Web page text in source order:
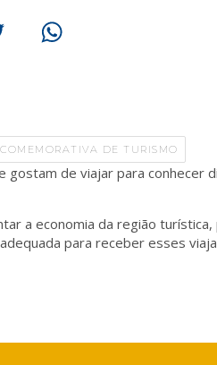
DE TURISMO
gostam de viajar para conhecer
a economia da região
para receber esses